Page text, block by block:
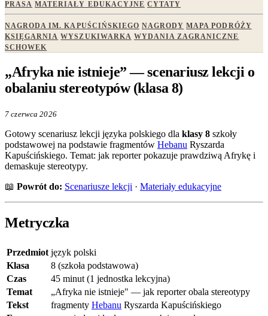
PRASA MATERIAŁY EDUKACYJNE CYTATY
NAGRODA IM. KAPUŚCIŃSKIEGO NAGRODY MAPA PODRÓŻY
KSIĘGARNIA WYSZUKIWARKA WYDANIA ZAGRANICZNE
SCHOWEK
„Afryka nie istnieje” — scenariusz lekcji o
obalaniu stereotypów (klasa 8)
7 czerwca 2026
Gotowy scenariusz lekcji języka polskiego dla klasy 8 szkoły
podstawowej na podstawie fragmentów Hebanu Ryszarda
Kapuścińskiego. Temat: jak reporter pokazuje prawdziwą Afrykę i
demaskuje stereotypy.
📖 Powrót do: Scenariusze lekcji · Materiały edukacyjne
Metryczka
Przedmiot język polski
Klasa
8 (szkoła podstawowa)
Czas
45 minut (1 jednostka lekcyjna)
Temat
„Afryka nie istnieje" — jak reporter obala stereotypy
Tekst
fragmenty Hebanu Ryszarda Kapuścińskiego